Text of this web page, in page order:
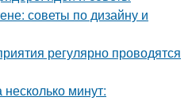
советы по дизайну и
регулярно проводятся
несколько минут: